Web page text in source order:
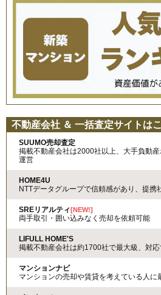
不動産会社 ＆ 一括査定サイトは
SUUMO売却査定
掲載不動産会社は2000社以上、大手負動
運営
HOME4U
NTTデータグループで信頼感があり、提携
SREリアルティ[NEW!]
両手取引・囲い込みなく売却を依頼可能
LIFULL HOME'S
掲載不動産会社は約1700社で最大級、対
マンションナビ
マンションの売却や賃貸を考えている人に